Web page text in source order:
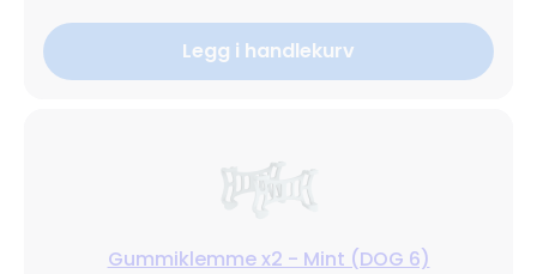
Legg i handlekurv
Gummiklemme x2 - Mint (DOG 6)